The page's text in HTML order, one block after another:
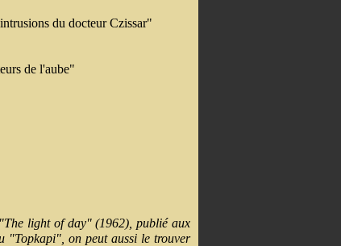
du docteur Czissar"
de l'aube"
light of day" (1962), publié aux
"Topkapi", on peut aussi le trouver